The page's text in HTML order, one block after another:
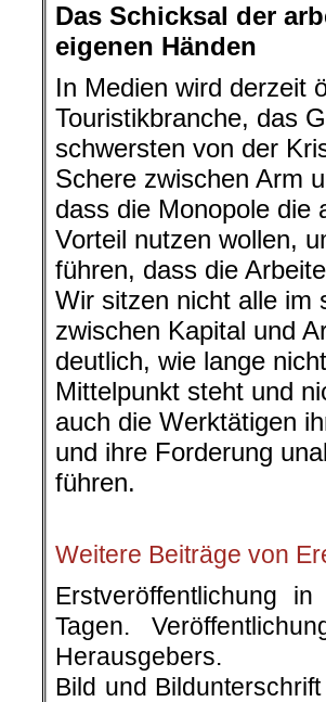
Das Schicksal der
eigenen Händen
In Medien wird derzeit
Touristikbranche, das
schwersten von der
Schere zwischen Arm
dass die Monopole die
Vorteil nutzen wollen,
führen, dass die
Wir sitzen nicht alle im
zwischen Kapital und
deutlich, wie lange
Mittelpunkt steht und
auch die Werktätigen
und ihre Forderung
führen.
Weitere Beiträge von
Erstveröffentlichung in
Tagen.
Herausgebers.
Bild und